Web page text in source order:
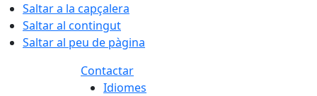
Saltar a la capçalera
Saltar al contingut
Saltar al peu de pàgina
Contactar
Idiomes